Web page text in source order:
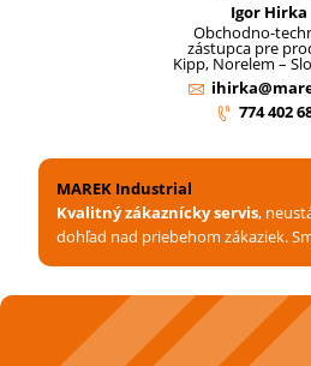
Igor Hirka
Obchodno-
zástupca pre
Kipp, Norelem –
774 402
MAREK Industrial
Kvalitný zákaznícky servis,
dohľad nad priebehom zákaziek.